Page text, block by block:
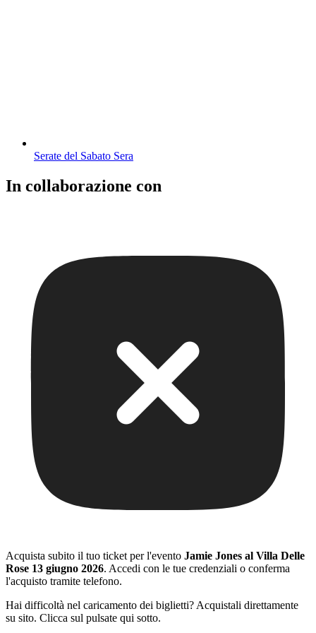
Serate del Sabato Sera
In collaborazione con
Acquista subito il tuo ticket per l'evento Jamie Jones al Villa Delle
Rose 13 giugno 2026. Accedi con le tue credenziali o conferma
l'acquisto tramite telefono.
Hai difficoltà nel caricamento dei biglietti? Acquistali direttamente
su sito. Clicca sul pulsate qui sotto.